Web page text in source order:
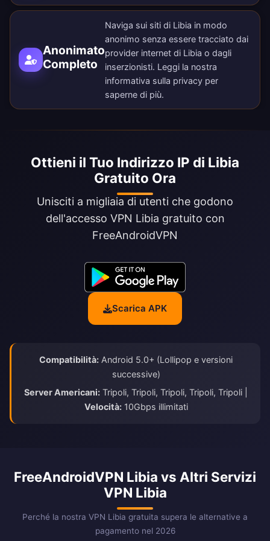
Anonimato
Completo
Naviga sui siti di Libia in modo
anonimo senza essere tracciato dai
provider internet di Libia o dagli
inserzionisti. Leggi la nostra
informativa sulla privacy per
saperne di più.
Ottieni il Tuo Indirizzo IP di Libia
Gratuito Ora
Unisciti a migliaia di utenti che godono
dell'accesso VPN Libia gratuito con
FreeAndroidVPN
Scarica APK
Compatibilità: Android 5.0+ (Lollipop e versioni
successive)
Server Americani: Tripoli, Tripoli, Tripoli, Tripoli, Tripoli |
Velocità:10Gbps illimitati
FreeAndroidVPN Libia vs Altri Servizi
VPN Libia
Perché la nostra VPN Libia gratuita supera le alternative a
pagamento nel 2026